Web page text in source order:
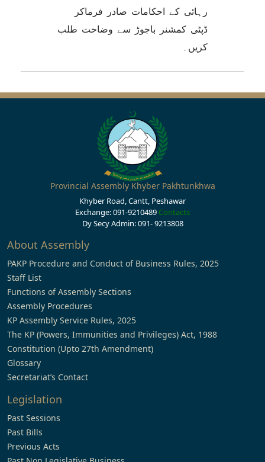
رہائی کے احکامات صادر فرماکر
ڈپٹی کمشنر باجوڑ سے وضاحت طلب
کریں۔
Provincial Assembly Khyber Pakhtunkhwa
Khyber Road, Cantt, Peshawar
Exchange: 091-9210489 Contacts
Dy Secy Admin: 091- 9213808
About Assembly
PAKP Procedure and Conduct of Business Rules, 2025
Staff List
Functions of Assembly Sections
Assembly Procedures
KP Assembly Service Rules, 2025
The KP (Powers, Immunities and Privileges) Act, 1988
Constitution (Upto 27th Amendment)
Glossary
Secretariat’s Contact
Legislation
Past Sessions
Past Bills
Previous Acts